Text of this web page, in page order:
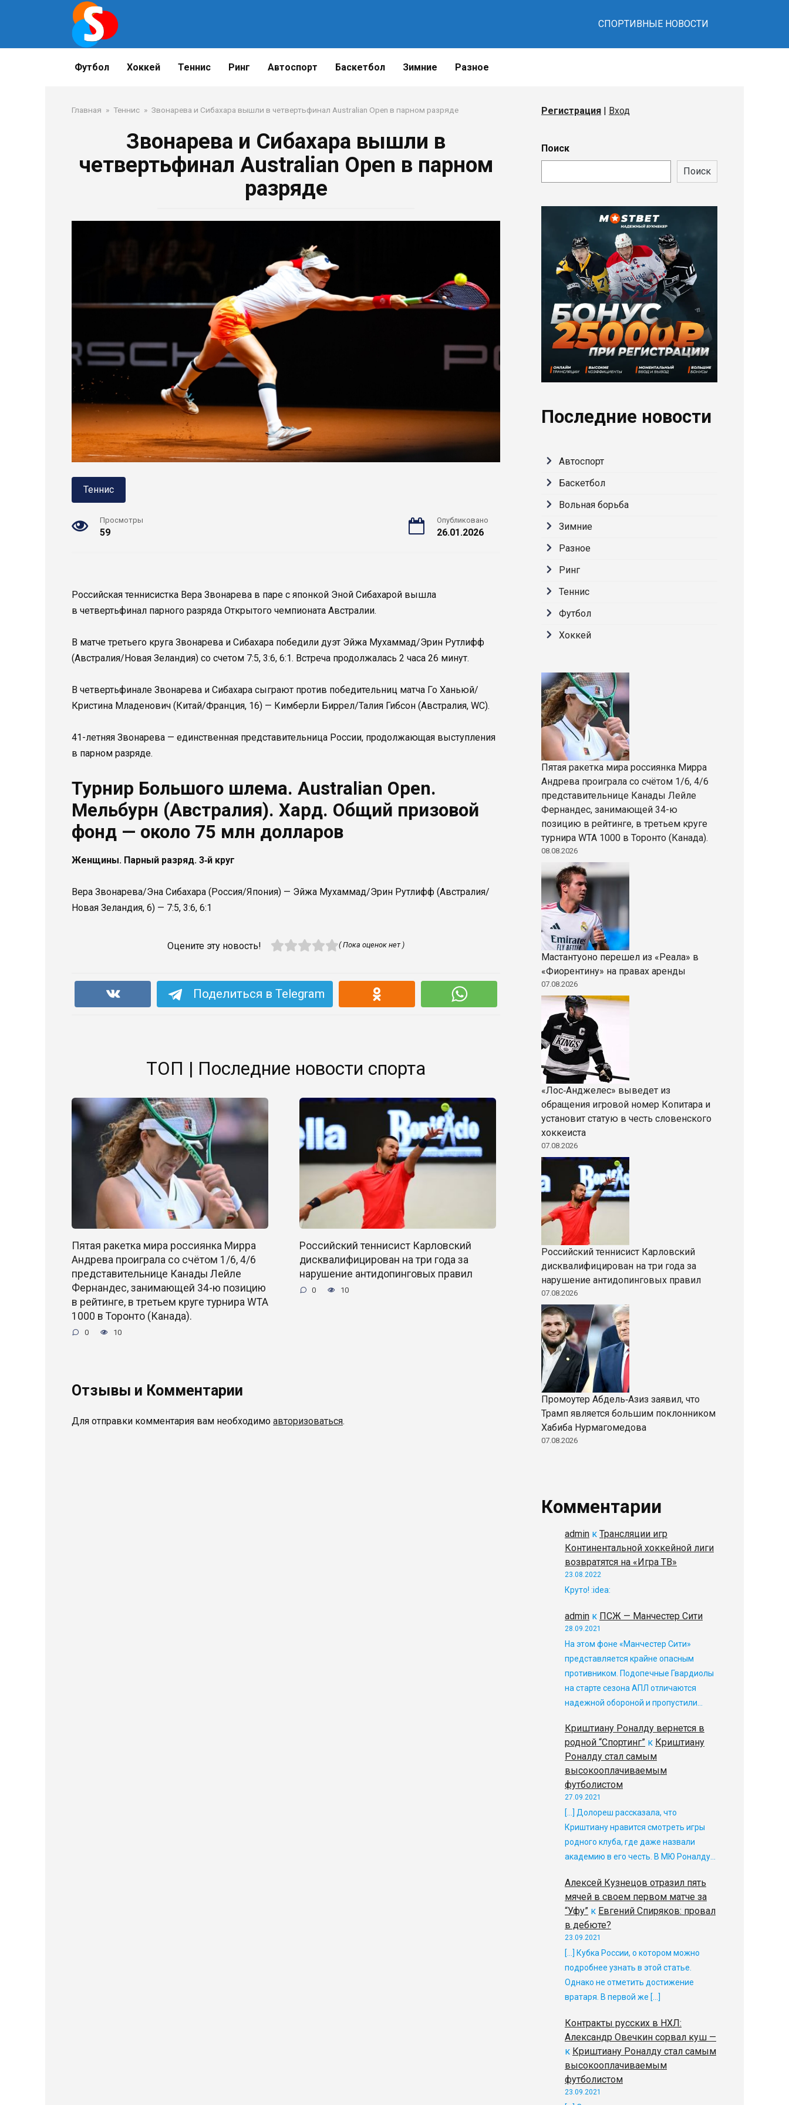
СПОРТИВНЫЕ НОВОСТИ
Футбол Хоккей Теннис Ринг Автоспорт Баскетбол Зимние Разное
Главная » Теннис » Звонарева и Сибахара вышли в четвертьфинал Australian Open в парном разряде
Звонарева и Сибахара вышли в
четвертьфинал Australian Open в парном
разряде
Теннис
Просмотры
59
Опубликовано
26.01.2026
Российская теннисистка Вера Звонарева в паре с японкой Эной Сибахарой вышла
в четвертьфинал парного разряда Открытого чемпионата Австралии.
В матче третьего круга Звонарева и Сибахара победили дуэт Эйжа Мухаммад/Эрин Рутлифф
(Австралия/Новая Зеландия) со счетом 7:5, 3:6, 6:1. Встреча продолжалась 2 часа 26 минут.
В четвертьфинале Звонарева и Сибахара сыграют против победительниц матча Го Ханьюй/
Кристина Младенович (Китай/Франция, 16) — Кимберли Биррел/Талия Гибсон (Австралия, WC).
41-летняя Звонарева — единственная представительница России, продолжающая выступления
в парном разряде.
Турнир Большого шлема. Australian Open.
Мельбурн (Австралия). Хард. Общий призовой
фонд — около 75 млн долларов
Женщины. Парный разряд. 3‑й круг
Вера Звонарева/Эна Сибахара (Россия/Япония) — Эйжа Мухаммад/Эрин Рутлифф (Австралия/
Новая Зеландия, 6) — 7:5, 3:6, 6:1
Оцените эту новость! ( Пока оценок нет )
Поделиться в Telegram
ТОП | Последние новости спорта
Пятая ракетка мира россиянка Мирра
Андрева проиграла со счётом 1/6, 4/6
представительнице Канады Лейле
Фернандес, занимающей 34-ю позицию
в рейтинге, в третьем круге турнира WTA
1000 в Торонто (Канада).
0 10
Российский теннисист Карловский
дисквалифицирован на три года за
нарушение антидопинговых правил
0 10
Отзывы и Комментарии
Для отправки комментария вам необходимо авторизоваться.
Регистрация | Вход
Поиск
Поиск
Последние новости
Автоспорт
Баскетбол
Вольная борьба
Зимние
Разное
Ринг
Теннис
Футбол
Хоккей
Пятая ракетка мира россиянка Мирра
Андрева проиграла со счётом 1/6, 4/6
представительнице Канады Лейле
Фернандес, занимающей 34-ю
позицию в рейтинге, в третьем круге
турнира WTA 1000 в Торонто (Канада).
08.08.2026
Мастантуоно перешел из «Реала» в
«Фиорентину» на правах аренды
07.08.2026
«Лос‑Анджелес» выведет из
обращения игровой номер Копитара и
установит статую в честь словенского
хоккеиста
07.08.2026
Российский теннисист Карловский
дисквалифицирован на три года за
нарушение антидопинговых правил
07.08.2026
Промоутер Абдель‑Азиз заявил, что
Трамп является большим поклонником
Хабиба Нурмагомедова
07.08.2026
Комментарии
admin к Трансляции игр
Континентальной хоккейной лиги
возвратятся на «Игра ТВ»
23.08.2022
Круто! :idea:
admin к ПСЖ — Манчестер Сити
28.09.2021
На этом фоне «Манчестер Сити»
представляется крайне опасным
противником. Подопечные Гвардиолы
на старте сезона АПЛ отличаются
надежной обороной и пропустили…
Криштиану Роналду вернется в
родной “Спортинг” к Криштиану
Роналду стал самым
высокооплачиваемым
футболистом
27.09.2021
[…] Долореш рассказала, что
Криштиану нравится смотреть игры
родного клуба, где даже назвали
академию в его честь. В МЮ Роналду…
Алексей Кузнецов отразил пять
мячей в своем первом матче за
“Уфу” к Евгений Спиряков: провал
в дебюте?
23.09.2021
[…] Кубка России, о котором можно
подробнее узнать в этой статье.
Однако не отметить достижение
вратаря. В первой же […]
Контракты русских в НХЛ:
Александр Овечкин сорвал куш —
к Криштиану Роналду стал самым
высокооплачиваемым
футболистом
23.09.2021